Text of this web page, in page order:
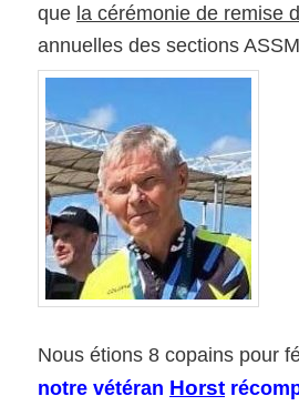
que la cérémonie de remise
annuelles des sections
Nous étions 8 copains pour
notre vétéran Horst